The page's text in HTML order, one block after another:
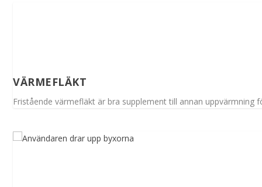
VÄRMEFLÄKT
Fristående värmefläkt är bra supplement till annan uppvärmning